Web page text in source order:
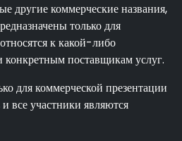
другие коммерческие названия,
только для
к какой-либо
поставщикам услуг.
для коммерческой презентации
все участники являются